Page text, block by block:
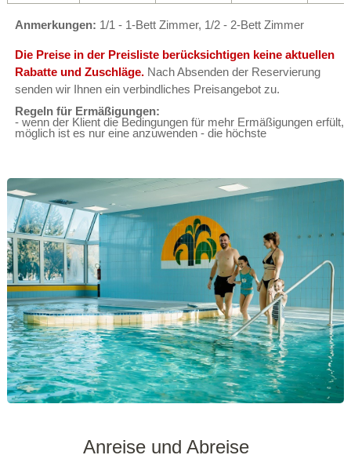
Anmerkungen: 1/1 - 1-Bett Zimmer, 1/2 - 2-Bett Zimmer
Die Preise in der Preisliste berücksichtigen keine aktuellen
Rabatte und Zuschläge. Nach Absenden der Reservierung
senden wir Ihnen ein verbindliches Preisangebot zu.
Regeln für Ermäßigungen:
- wenn der Klient die Bedingungen für mehr Ermäßigungen erfült,
möglich ist es nur eine anzuwenden - die höchste
Anreise und Abreise